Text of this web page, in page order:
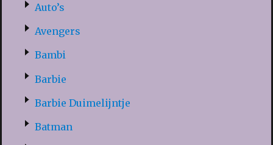
Auto’s
Avengers
Bambi
Barbie
Barbie Duimelijntje
Batman